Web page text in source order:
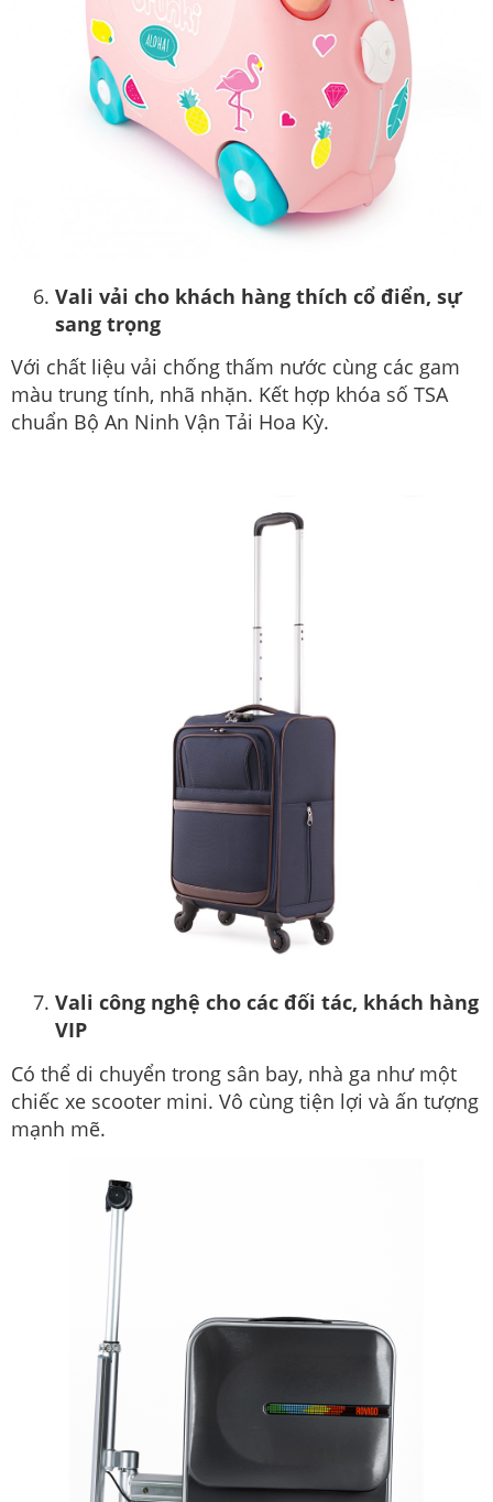
Vali vải cho khách hàng thích cổ điển, sự
sang trọng
Với chất liệu vải chống thấm nước cùng các gam
màu trung tính, nhã nhặn. Kết hợp khóa số TSA
chuẩn Bộ An Ninh Vận Tải Hoa Kỳ.
Vali công nghệ cho các đối tác, khách hàng
VIP
Có thể di chuyển trong sân bay, nhà ga như một
chiếc xe scooter mini. Vô cùng tiện lợi và ấn tượng
mạnh mẽ.